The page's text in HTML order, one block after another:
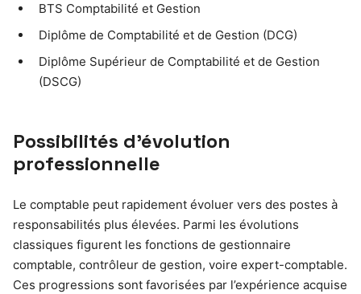
BTS Comptabilité et Gestion
Diplôme de Comptabilité et de Gestion (DCG)
Diplôme Supérieur de Comptabilité et de Gestion
(DSCG)
Possibilités d’évolution
professionnelle
Le comptable peut rapidement évoluer vers des postes à
responsabilités plus élevées. Parmi les évolutions
classiques figurent les fonctions de gestionnaire
comptable, contrôleur de gestion, voire expert-comptable.
Ces progressions sont favorisées par l’expérience acquise